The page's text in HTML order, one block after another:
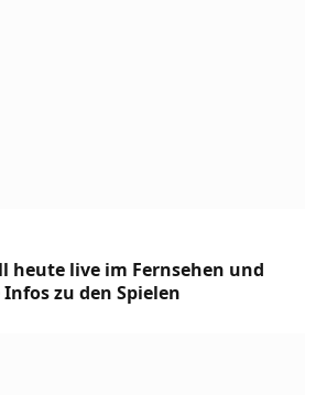
heute live im Fernsehen und
zu den Spielen